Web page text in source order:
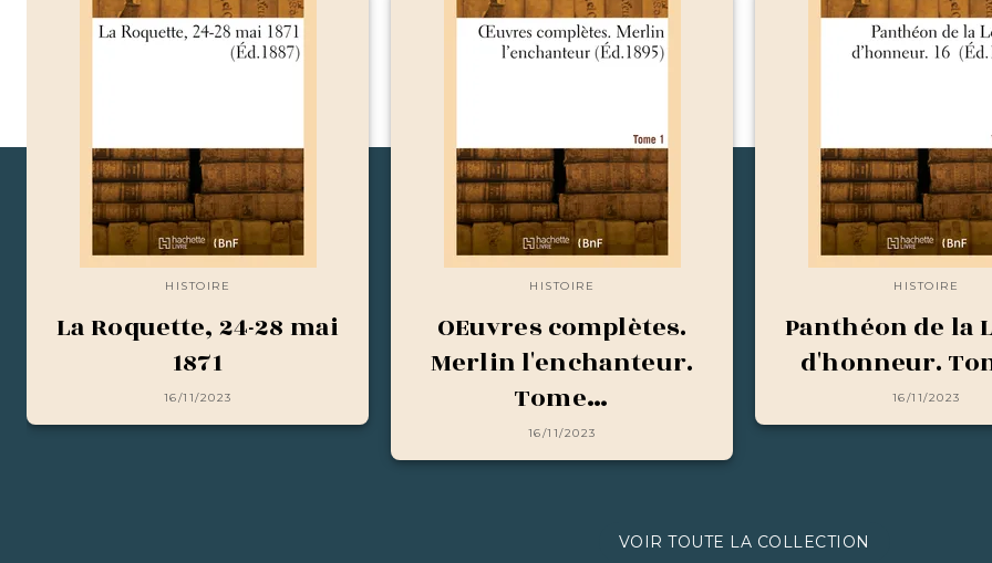
HISTOIRE
La Roquette, 24-28 mai
1871
16/11/2023
HISTOIRE
OEuvres complètes.
Merlin l'enchanteur.
Tome…
16/11/2023
HISTOIRE
Panthéon de la
d'honneur.
16/11/2023
VOIR TOUTE LA COLLECTION